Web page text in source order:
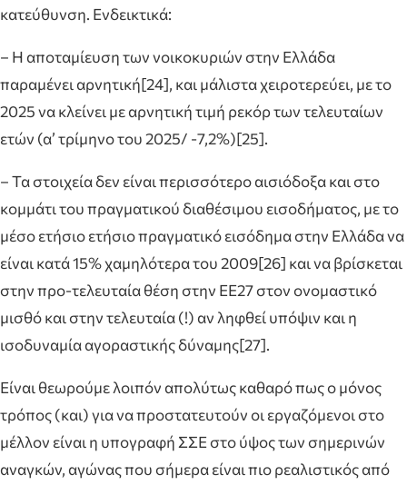
κατεύθυνση. Ενδεικτικά:
– Η αποταμίευση των νοικοκυριών στην Ελλάδα
παραμένει αρνητική[24], και μάλιστα χειροτερεύει, με το
2025 να κλείνει με αρνητική τιμή ρεκόρ των τελευταίων
ετών (α’ τρίμηνο του 2025/ -7,2%)[25].
– Τα στοιχεία δεν είναι περισσότερο αισιόδοξα και στο
κομμάτι του πραγματικού διαθέσιμου εισοδήματος, με το
μέσο ετήσιο ετήσιο πραγματικό εισόδημα στην Ελλάδα να
είναι κατά 15% χαμηλότερα του 2009[26] και να βρίσκεται
στην προ-τελευταία θέση στην ΕΕ27 στον ονομαστικό
μισθό και στην τελευταία (!) αν ληφθεί υπόψιν και η
ισοδυναμία αγοραστικής δύναμης[27].
Είναι θεωρούμε λοιπόν απολύτως καθαρό πως ο μόνος
τρόπος (και) για να προστατευτούν οι εργαζόμενοι στο
μέλλον είναι η υπογραφή ΣΣΕ στο ύψος των σημερινών
αναγκών, αγώνας που σήμερα είναι πιο ρεαλιστικός από